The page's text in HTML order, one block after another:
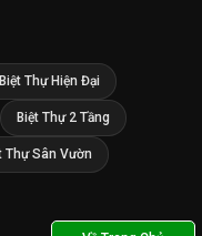
Biệt Thự Hiện Đại
Biệt Thự 2 Tầng
Thự Sân Vườn